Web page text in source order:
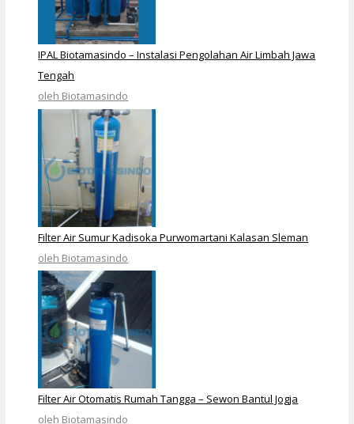
IPAL Biotamasindo – Instalasi Pengolahan Air Limbah Jawa
Tengah
oleh Biotamasindo
Filter Air Sumur Kadisoka Purwomartani Kalasan Sleman
oleh Biotamasindo
Filter Air Otomatis Rumah Tangga – Sewon Bantul Jogja
oleh Biotamasindo